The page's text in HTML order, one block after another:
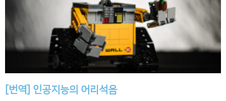
[번역] 인공지능의 어리석음